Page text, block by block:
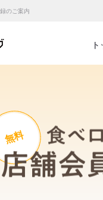
のご案内
無料